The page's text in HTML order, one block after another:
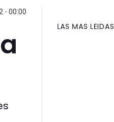
- 00:00
LAS MAS LEIDAS